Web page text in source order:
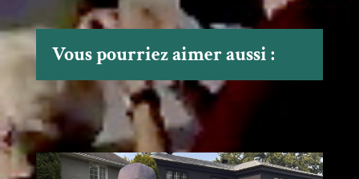
Vous pourriez aimer aussi :